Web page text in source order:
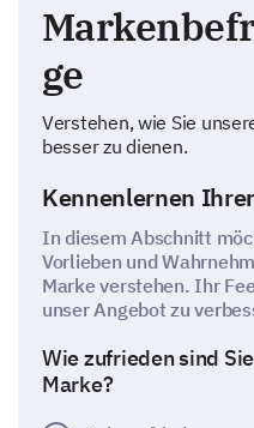
ge
Verstehen, wie Sie
besser zu dienen.
Kennenlernen
In diesem Abschnitt
Vorlieben und
Marke verstehen. Ihr
unser Angebot zu
Wie zufrieden sind
Marke?